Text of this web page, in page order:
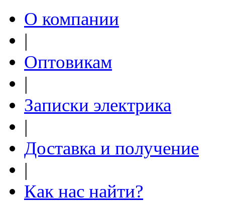
О компании
|
Оптовикам
|
Записки электрика
|
Доставка и получение
|
Как нас найти?